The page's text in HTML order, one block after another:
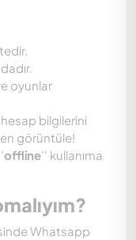
oyunlar
bilgilerini
görüntüle!
offline'' kullanıma
Whatsapp